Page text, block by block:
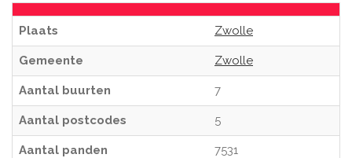
Plaats Zwolle
Gemeente Zwolle
Aantal buurten 7
Aantal postcodes 5
Aantal panden 7531